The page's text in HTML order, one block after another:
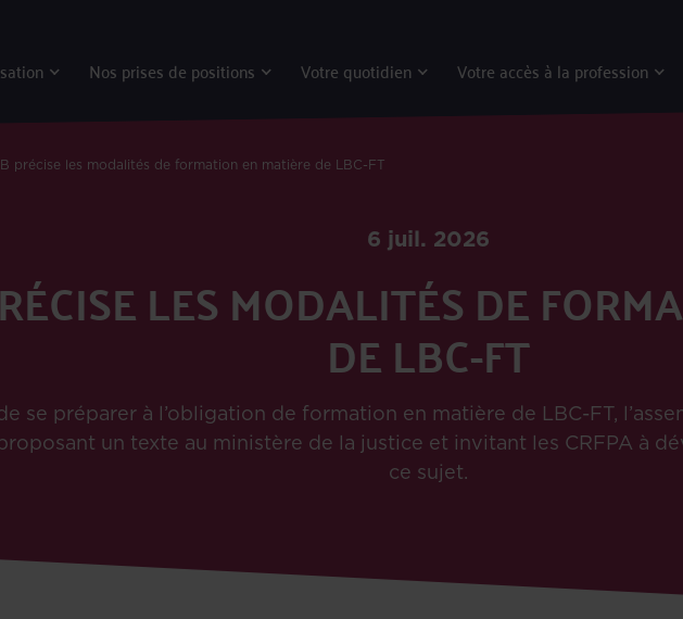
Nos prises de positions Votre quotidien Votre accès à la profession
précise les modalités de formation en matière de LBC-FT
6 juil. 2026
LES MODALITÉS DE
DE LBC-FT
se préparer à l’obligation de formation en matière de LBC-FT,
un texte au ministère de la justice et invitant les CRFPA à
ce sujet.